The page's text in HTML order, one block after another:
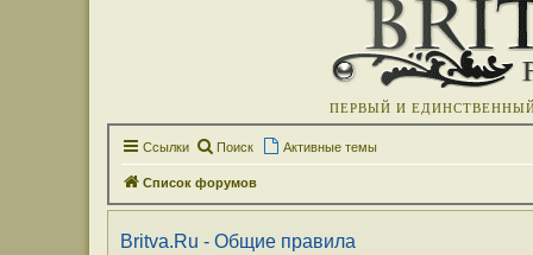
ПЕРВЫЙ И
Ссылки Поиск Активные темы
Список форумов
Britva.Ru - Общие правила